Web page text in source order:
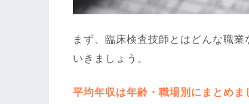
まず、臨床検査技師とはどんな職
いきましょう。
平均年収は年齢・職場別にまとめま